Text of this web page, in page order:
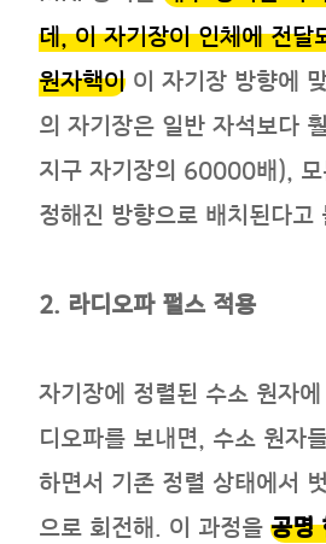
데, 이 자기장이 인체에 전달
원자핵이 이 자기장 방향에
의 자기장은 일반 자석보다
지구 자기장의 60000배), 모
정해진 방향으로 배치된다고
2. 라디오파 펄스 적용
자기장에 정렬된 수소 원자
디오파를 보내면, 수소 원자
하면서 기존 정렬 상태에서
으로 회전해. 이 과정을 공명